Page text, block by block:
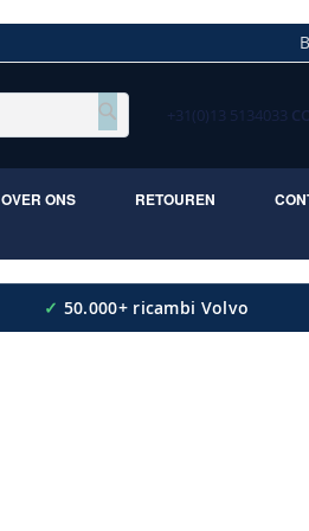
Cerca
+31(0)13 5134033
OVER ONS RETOUREN
✓ 50.000+ ricambi Volvo